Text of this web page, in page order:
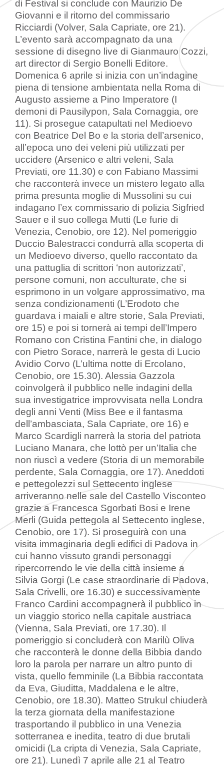
di Festival si conclude con Maurizio De
Giovanni e il ritorno del commissario
Ricciardi (Volver, Sala Capriate, ore 21).
L’evento sarà accompagnato da una
sessione di disegno live di Gianmauro Cozzi,
art director di Sergio Bonelli Editore.
Domenica 6 aprile si inizia con un’indagine
piena di tensione ambientata nella Roma di
Augusto assieme a Pino Imperatore (I
demoni di Pausilypon, Sala Cornaggia, ore
11). Si prosegue catapultati nel Medioevo
con Beatrice Del Bo e la storia dell’arsenico,
all’epoca uno dei veleni più utilizzati per
uccidere (Arsenico e altri veleni, Sala
Previati, ore 11.30) e con Fabiano Massimi
che racconterà invece un mistero legato alla
prima presunta moglie di Mussolini su cui
indagano l’ex commissario di polizia Sigfried
Sauer e il suo collega Mutti (Le furie di
Venezia, Cenobio, ore 12). Nel pomeriggio
Duccio Balestracci condurrà alla scoperta di
un Medioevo diverso, quello raccontato da
una pattuglia di scrittori ‘non autorizzati’,
persone comuni, non acculturate, che si
esprimono in un volgare approssimativo, ma
senza condizionamenti (L’Erodoto che
guardava i maiali e altre storie, Sala Previati,
ore 15) e poi si tornerà ai tempi dell’Impero
Romano con Cristina Fantini che, in dialogo
con Pietro Sorace, narrerà le gesta di Lucio
Avidio Corvo (L’ultima notte di Ercolano,
Cenobio, ore 15.30). Alessia Gazzola
coinvolgerà il pubblico nelle indagini della
sua investigatrice improvvisata nella Londra
degli anni Venti (Miss Bee e il fantasma
dell’ambasciata, Sala Capriate, ore 16) e
Marco Scardigli narrerà la storia del patriota
Luciano Manara, che lottò per un’Italia che
non riuscì a vedere (Storia di un memorabile
perdente, Sala Cornaggia, ore 17). Aneddoti
e pettegolezzi sul Settecento inglese
arriveranno nelle sale del Castello Visconteo
grazie a Francesca Sgorbati Bosi e Irene
Merli (Guida pettegola al Settecento inglese,
Cenobio, ore 17). Si proseguirà con una
visita immaginaria degli edifici di Padova in
cui hanno vissuto grandi personaggi
ripercorrendo le vie della città insieme a
Silvia Gorgi (Le case straordinarie di Padova,
Sala Crivelli, ore 16.30) e successivamente
Franco Cardini accompagnerà il pubblico in
un viaggio storico nella capitale austriaca
(Vienna, Sala Previati, ore 17.30). Il
pomeriggio si concluderà con Marilù Oliva
che racconterà le donne della Bibbia dando
loro la parola per narrare un altro punto di
vista, quello femminile (La Bibbia raccontata
da Eva, Giuditta, Maddalena e le altre,
Cenobio, ore 18.30). Matteo Strukul chiuderà
la terza giornata della manifestazione
trasportando il pubblico in una Venezia
sotterranea e inedita, teatro di due brutali
omicidi (La cripta di Venezia, Sala Capriate,
ore 21). Lunedì 7 aprile alle 21 al Teatro